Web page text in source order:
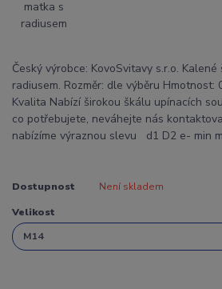
Český výrobce: KovoSvitavy s.r.o.
radiusem. Rozměr: dle výběru Hmotnost:
Kvalita Nabízí širokou škálu upínacích
co potřebujete, neváhejte nás
nabízíme výraznou slevu d1 D2 e- min
Dostupnost Není skladem
Velikost